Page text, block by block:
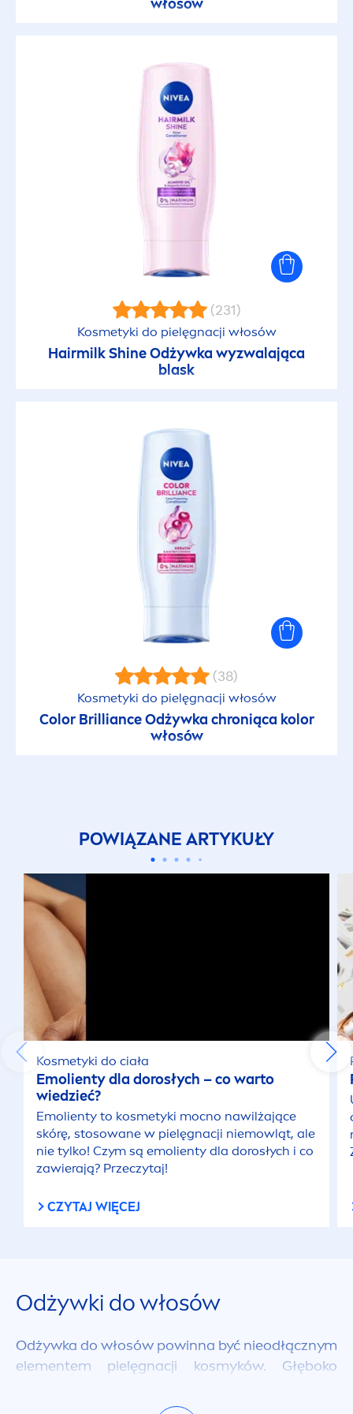
włosów
(231)
Kosmetyki do pielęgnacji włosów
HairmilkShineOdżywka wyzwalająca
blask
(38)
Kosmetyki do pielęgnacji włosów
ColorBrilliance Odżywka chroniąca kolor
włosów
POWIĄZANE ARTYKUŁY
Kosmetyki do ciała
Emolienty dla dorosłych – co warto
wiedzieć?
Emolienty to kosmetyki mocno nawilżające
skórę, stosowane w pielęgnacji niemowląt, ale
nie tylko! Czym są emolienty dla dorosłych i co
zawierają? Przeczytaj!
CZYTAJ WIĘCEJ
Odżywki do włosów
Odżywka do włosów powinna być nieodłącznym
elementem pielęgnacji kosmyków. Głęboko
rozczesywanie, a przy tym może spełniać także